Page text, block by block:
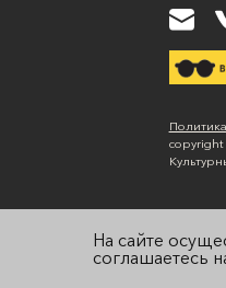
copyright
На сайте
соглашаетесь